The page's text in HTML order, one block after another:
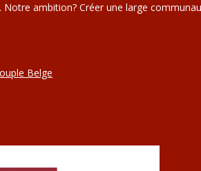
ambition? Créer une large
Belge